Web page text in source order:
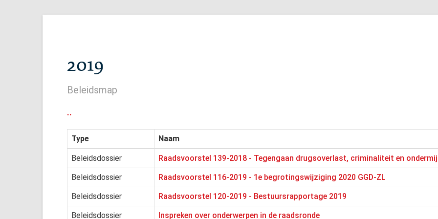
2019
Beleidsmap
..
Type Naam
Beleidsdossier Raadsvoorstel 139-2018 - Tegengaan drugsoverlast, criminaliteit en
Beleidsdossier Raadsvoorstel 116-2019 - 1e begrotingswijziging 2020 GGD-ZL
Beleidsdossier Raadsvoorstel 120-2019 - Bestuursrapportage 2019
Beleidsdossier Inspreken over onderwerpen in de raadsronde